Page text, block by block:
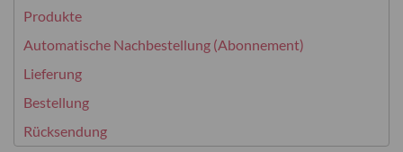
Produkte
Automatische Nachbestellung (Abonnement)
Lieferung
Bestellung
Rücksendung